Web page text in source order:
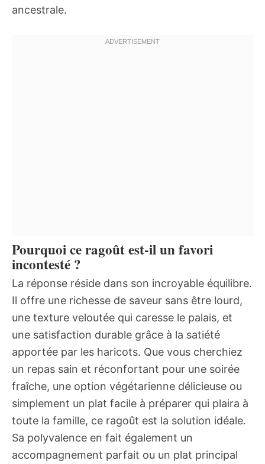
ancestrale.
Pourquoi ce ragoût est-il un favori
incontesté ?
La réponse réside dans son incroyable équilibre.
Il offre une richesse de saveur sans être lourd,
une texture veloutée qui caresse le palais, et
une satisfaction durable grâce à la satiété
apportée par les haricots. Que vous cherchiez
un repas sain et réconfortant pour une soirée
fraîche, une option végétarienne délicieuse ou
simplement un plat facile à préparer qui plaira à
toute la famille, ce ragoût est la solution idéale.
Sa polyvalence en fait également un
accompagnement parfait ou un plat principal